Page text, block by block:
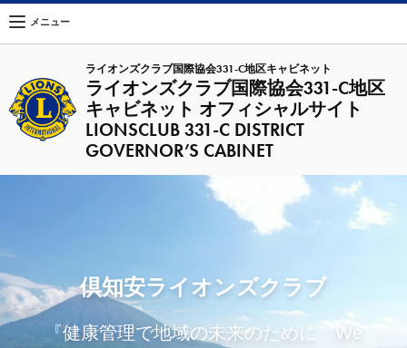
ライオンズクラブ国際協会331-C地区キャビネット
ライオンズクラブ国際協会331-C地区
キャビネット オフィシャルサイト
LIONSCLUB 331-C DISTRICT
GOVERNOR’S CABINET
メニュー
倶知安ライオンズクラブ
『健康管理で地域の未来のために We